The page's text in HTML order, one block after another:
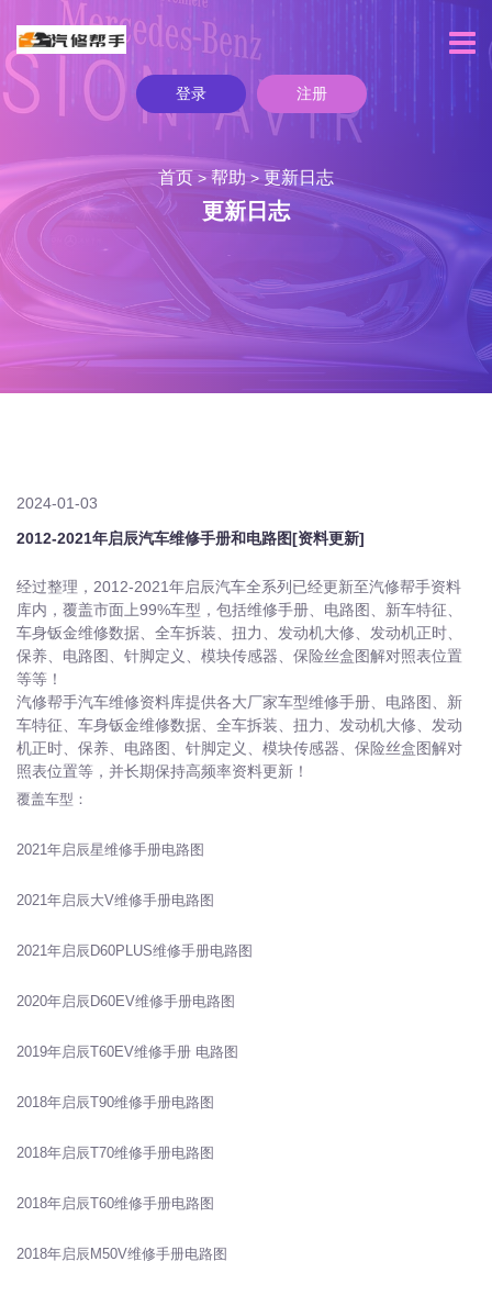
登录 注册
首页 > 帮助>更新日志
更新日志
2024-01-03
2012-2021年启辰汽车维修手册和电路图[资料更新]
经过整理，2012-2021年启辰汽车全系列已经更新至汽修帮手资料
库内，覆盖市面上99%车型，包括维修手册、电路图、新车特征、
车身钣金维修数据、全车拆装、扭力、发动机大修、发动机正时、
保养、电路图、针脚定义、模块传感器、保险丝盒图解对照表位置
等等！
汽修帮手汽车维修资料库提供各大厂家车型维修手册、电路图、新
车特征、车身钣金维修数据、全车拆装、扭力、发动机大修、发动
机正时、保养、电路图、针脚定义、模块传感器、保险丝盒图解对
照表位置等，并长期保持高频率资料更新！
覆盖车型：
2021年启辰星维修手册电路图
2021年启辰大V维修手册电路图
2021年启辰D60PLUS维修手册电路图
2020年启辰D60EV维修手册电路图
2019年启辰T60EV维修手册 电路图
2018年启辰T90维修手册电路图
2018年启辰T70维修手册电路图
2018年启辰T60维修手册电路图
2018年启辰M50V维修手册电路图